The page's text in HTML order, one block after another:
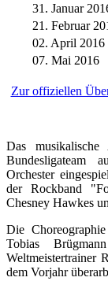
31. Januar
21. Februar
02. April 2016
07. Mai 2016
Zur offiziellen
Das
Bundesligateam
Orchester
der Rockband
Chesney Hawkes
Die
Tobias
Weltmeistertrainer
dem Vorjahr